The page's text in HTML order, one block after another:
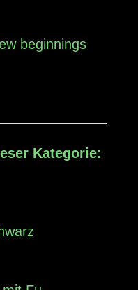
beginnings
Kategorie: